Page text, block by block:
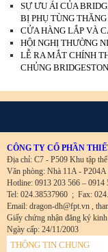
SỰ ƯU ÁI CỦA
BỊ PHỤ TÙNG
CỬA HÀNG LẮP VÀ
HỘI NGHỊ THƯỜNG
LỄ RA MẮT CHÍNH
CHỦNG
CÔNG TY CỔ PHẦN
Địa chỉ: C7 - P509 Khu tập
Văn phòng: Nhà 11A -
Hotline: 0913 203 566 – 0914
Tel: 024.38537960 ; Fax:
Email: dragon-dh@fpt.vn ,
Giấy chứng nhận đăng ký
Ngày cấp: 24/11/2003
THÔNG TIN CHUNG